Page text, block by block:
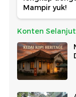
Mampir yuk!
Konten